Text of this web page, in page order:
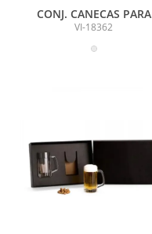
CONJ. CANECAS PARA
CERVEJA E ESPAÇO PARA
VI-18362